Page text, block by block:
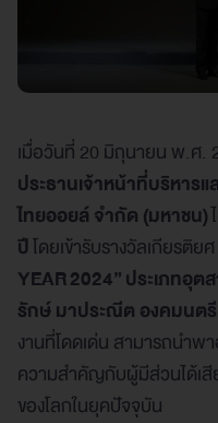
เมื่อวันที่ 20 มิถุนายน พ.ศ.
ประธานเจ้าหน้าที่บริหาร
ไทยออยล์ จำกัด (มหาชน)
ปีโดยเข้ารับรางวัลเกียรติยศ
YEAR2024”ประเภทอุต
รักษ์ มาประณีต องคมนตรี
งานที่โดดเด่น สามารถนำพ
ความสำคัญกับผู้มีส่วนได้เ
ของโลกในยุคปัจจุบัน